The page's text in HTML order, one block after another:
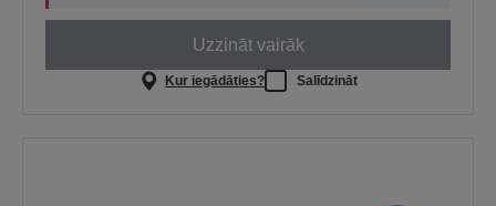
Uzzināt vairāk
Kur iegādāties? Salīdzināt